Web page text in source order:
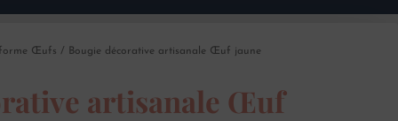
Œufs / Bougie décorative artisanale Œuf jaune
artisanale Œuf